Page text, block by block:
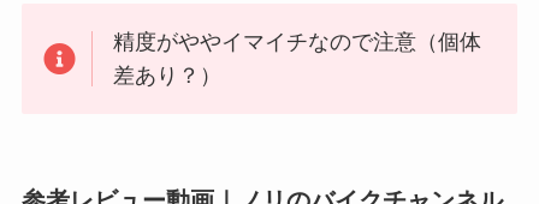
精度がややイマイチなので注意（個体
差あり？）